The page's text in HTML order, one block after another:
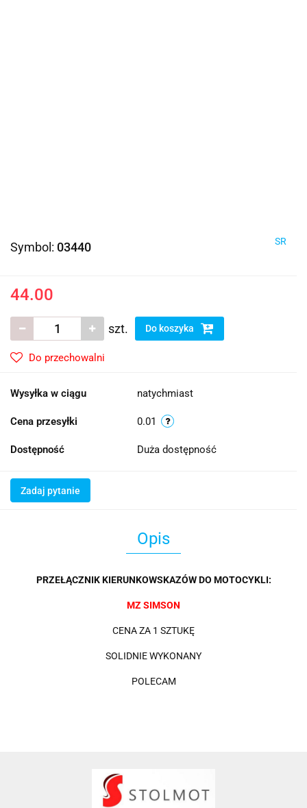
Symbol: 03440 SR
44.00
szt. Do koszyka
Do przechowalni
Wysyłka w ciągu natychmiast
Cena przesyłki 0.01
Dostępność Duża dostępność
Zadaj pytanie
Opis
PRZEŁĄCZNIK KIERUNKOWSKAZÓW DO MOTOCYKLI:
MZ SIMSON
CENA ZA 1 SZTUKĘ
SOLIDNIE WYKONANY
POLECAM